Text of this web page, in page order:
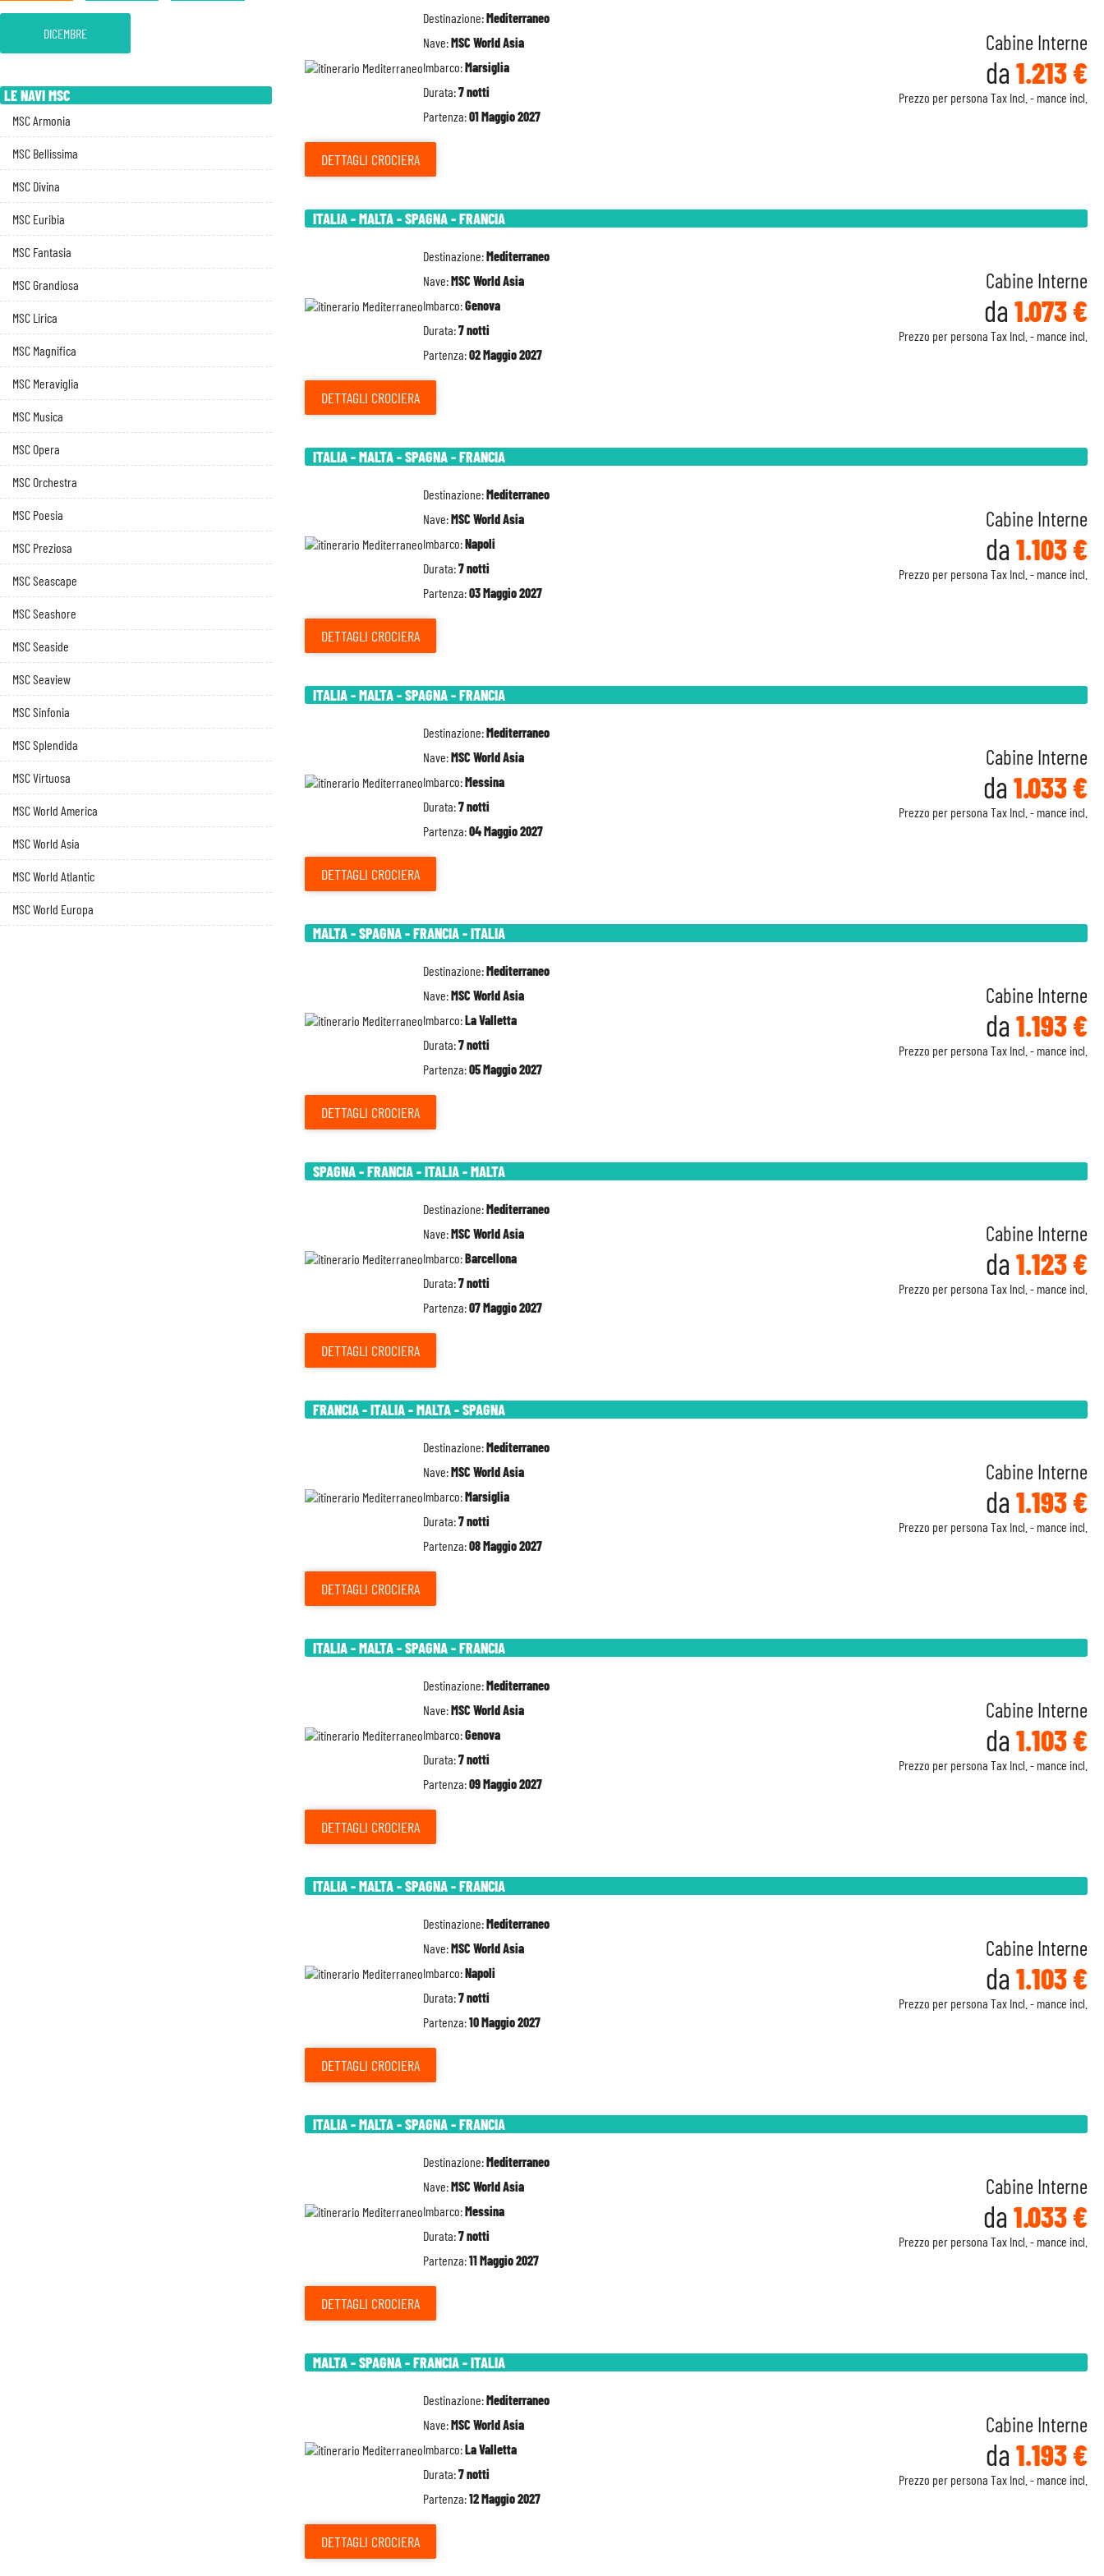
Destinazione:Mediterraneo
Nave:MSC World Asia
Imbarco:Marsiglia
Durata:7 notti
Partenza:01 Maggio 2027
Cabine Interne
da 1.213 €
Prezzo per persona Tax Incl. - mance incl.
DETTAGLI CROCIERA
ITALIA - MALTA - SPAGNA - FRANCIA
Destinazione:Mediterraneo
Nave:MSC World Asia
Imbarco:Genova
Durata:7 notti
Partenza:02 Maggio 2027
Cabine Interne
da 1.073 €
Prezzo per persona Tax Incl. - mance incl.
DETTAGLI CROCIERA
ITALIA - MALTA - SPAGNA - FRANCIA
Destinazione:Mediterraneo
Nave:MSC World Asia
Imbarco:Napoli
Durata:7 notti
Partenza:03 Maggio 2027
Cabine Interne
da 1.103 €
Prezzo per persona Tax Incl. - mance incl.
DETTAGLI CROCIERA
ITALIA - MALTA - SPAGNA - FRANCIA
Destinazione:Mediterraneo
Nave:MSC World Asia
Imbarco:Messina
Durata:7 notti
Partenza:04 Maggio 2027
Cabine Interne
da 1.033 €
Prezzo per persona Tax Incl. - mance incl.
DETTAGLI CROCIERA
MALTA - SPAGNA - FRANCIA - ITALIA
Destinazione:Mediterraneo
Nave:MSC World Asia
Imbarco:La Valletta
Durata:7 notti
Partenza:05 Maggio 2027
Cabine Interne
da 1.193 €
Prezzo per persona Tax Incl. - mance incl.
DETTAGLI CROCIERA
SPAGNA - FRANCIA - ITALIA - MALTA
Destinazione:Mediterraneo
Nave:MSC World Asia
Imbarco:Barcellona
Durata:7 notti
Partenza:07 Maggio 2027
Cabine Interne
da 1.123 €
Prezzo per persona Tax Incl. - mance incl.
DETTAGLI CROCIERA
FRANCIA - ITALIA - MALTA - SPAGNA
Destinazione:Mediterraneo
Nave:MSC World Asia
Imbarco:Marsiglia
Durata:7 notti
Partenza:08 Maggio 2027
Cabine Interne
da 1.193 €
Prezzo per persona Tax Incl. - mance incl.
DETTAGLI CROCIERA
ITALIA - MALTA - SPAGNA - FRANCIA
Destinazione:Mediterraneo
Nave:MSC World Asia
Imbarco:Genova
Durata:7 notti
Partenza:09 Maggio 2027
Cabine Interne
da 1.103 €
Prezzo per persona Tax Incl. - mance incl.
DETTAGLI CROCIERA
ITALIA - MALTA - SPAGNA - FRANCIA
Destinazione:Mediterraneo
Nave:MSC World Asia
Imbarco:Napoli
Durata:7 notti
Partenza:10 Maggio 2027
Cabine Interne
da 1.103 €
Prezzo per persona Tax Incl. - mance incl.
DETTAGLI CROCIERA
ITALIA - MALTA - SPAGNA - FRANCIA
Destinazione:Mediterraneo
Nave:MSC World Asia
Imbarco:Messina
Durata:7 notti
Partenza:11 Maggio 2027
Cabine Interne
da 1.033 €
Prezzo per persona Tax Incl. - mance incl.
DETTAGLI CROCIERA
MALTA - SPAGNA - FRANCIA - ITALIA
Destinazione:Mediterraneo
Nave:MSC World Asia
Imbarco:La Valletta
Durata:7 notti
Partenza:12 Maggio 2027
Cabine Interne
da 1.193 €
Prezzo per persona Tax Incl. - mance incl.
DETTAGLI CROCIERA
DICEMBRE
LE NAVI MSC
MSC Armonia
MSC Bellissima
MSC Divina
MSC Euribia
MSC Fantasia
MSC Grandiosa
MSC Lirica
MSC Magnifica
MSC Meraviglia
MSC Musica
MSC Opera
MSC Orchestra
MSC Poesia
MSC Preziosa
MSC Seascape
MSC Seashore
MSC Seaside
MSC Seaview
MSC Sinfonia
MSC Splendida
MSC Virtuosa
MSC World America
MSC World Asia
MSC World Atlantic
MSC World Europa